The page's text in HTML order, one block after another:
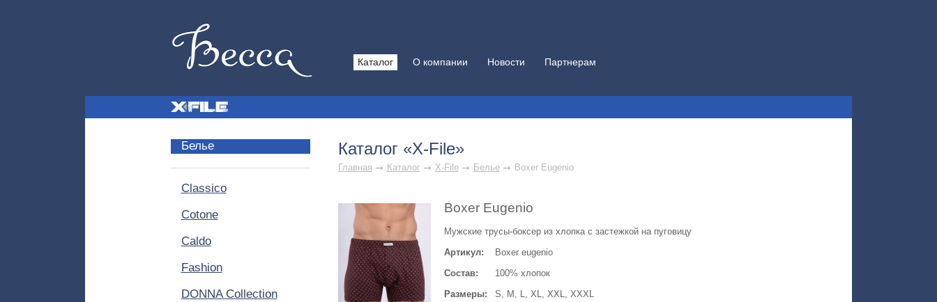
Каталог О компании Новости Партнерам
Белье
Classico
Cotone
Caldo
Fashion
DONNA Collection
Каталог «X-File»
Главная Каталог X-File Белье Boxer Eugenio
Boxer Eugenio
Мужские трусы-боксер из хлопка с застежкой на пуговицу
Артикул:
Boxer eugenio
Состав:
100% хлопок
Размеры:
S, M, L, XL, XXL, XXXL